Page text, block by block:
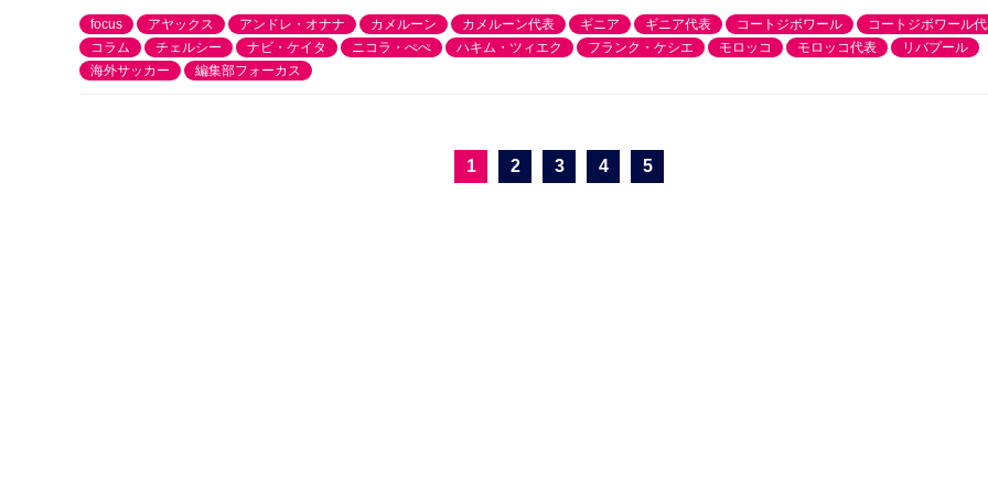
focus アヤックス アンドレ・オナナ カメルーン カメルーン代表 ギニア ギニア代表 コートジボワール
コートジボワール
コラム
チェルシー ナビ・ケイタ ニコラ・ぺぺ ハキム・ツィエク フランク・ケシエ モロッコ モロッコ代表
リバプール
海外サッカー
編集部フォーカス
1 2 3 4 5